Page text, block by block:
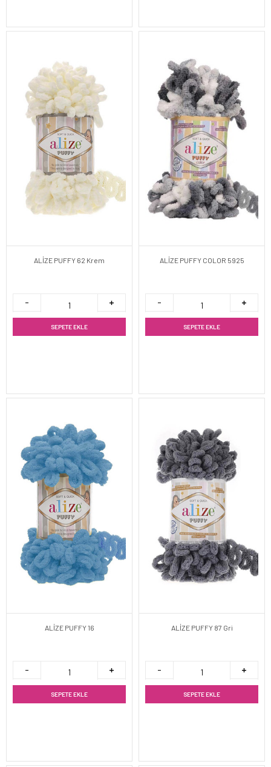
ALİZE PUFFY 62 Krem
SEPETE EKLE
ALİZE PUFFY COLOR 5925
SEPETE EKLE
ALİZE PUFFY 16
SEPETE EKLE
ALİZE PUFFY 87 Gri
SEPETE EKLE